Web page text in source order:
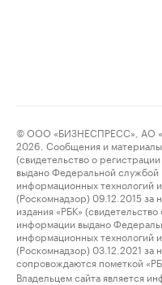
© ООО «БИЗНЕСПРЕСС», АО
2026. Сообщения и материалы
(свидетельство о
выдано Федеральной службой
информационных технологий
(Роскомнадзор) 09.12.2015
издания «РБК»
информации выдано
информационных технологий
(Роскомнадзор) 03.12.2021
сопровождаются пометкой
Владельцем сайта является